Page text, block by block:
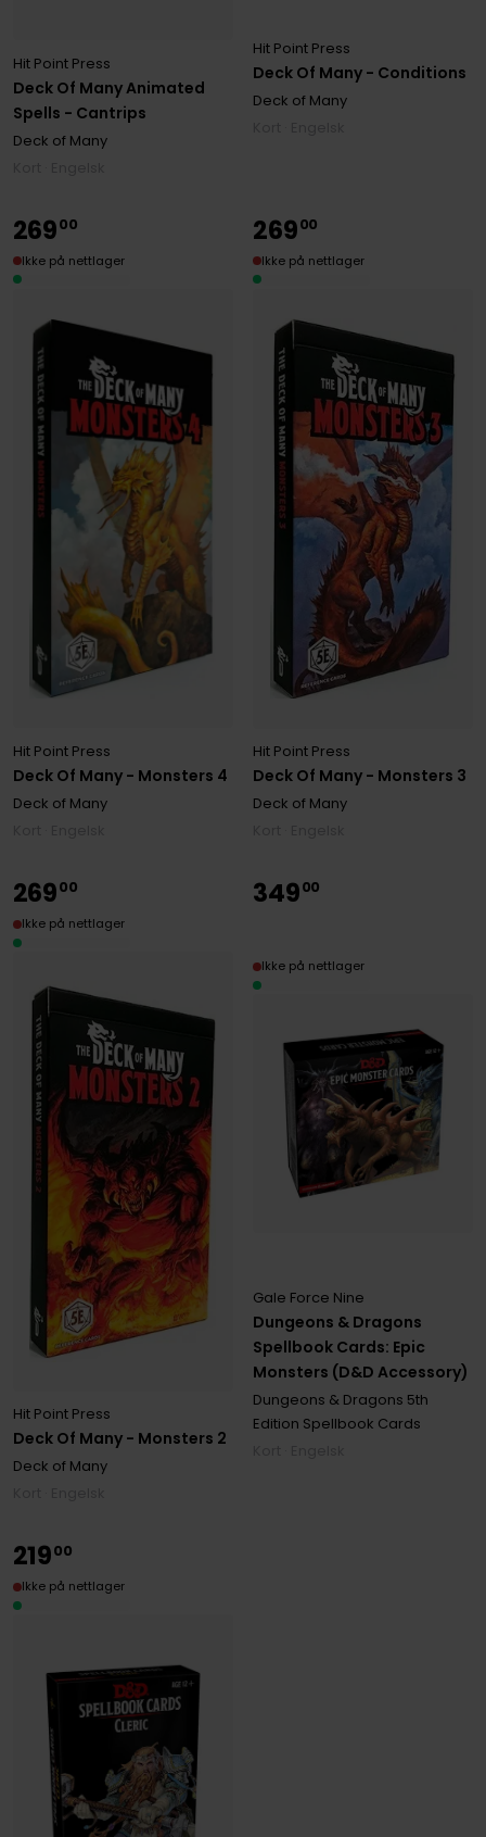
Deck Of Many Animated
Spells - Cantrips
Hit Point Press
Deck of Many
Deck Of Many - Conditions
Hit Point Press
Deck of Many
Deck Of Many - Monsters 4
Hit Point Press
Deck of Many
26900
Ikke på nettlager
Deck Of Many - Monsters 3
Hit Point Press
Deck of Many
26900
Ikke på nettlager
Deck Of Many - Monsters 2
Hit Point Press
Deck of Many
26900
Ikke på nettlager
Dungeons & Dragons
Spellbook Cards: Epic
Monsters (D&D Accessory)
Gale Force Nine
Dungeons & Dragons 5th
Edition Spellbook Cards
34900
Ikke på nettlager
21900
Ikke på nettlager